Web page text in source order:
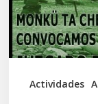
Actividades
audiencia
en
Juzgado